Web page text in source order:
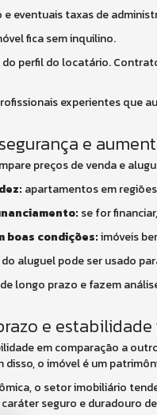
e eventuais taxas de
fica sem inquilino.
perfil do locatário.
experientes que
e
preços de venda e
apartamentos em
se for
boas condições:imóveis
aluguel pode ser usado
longo prazo e fazem
e
em comparação a
o imóvel é um
o setor imobiliário
seguro e duradouro